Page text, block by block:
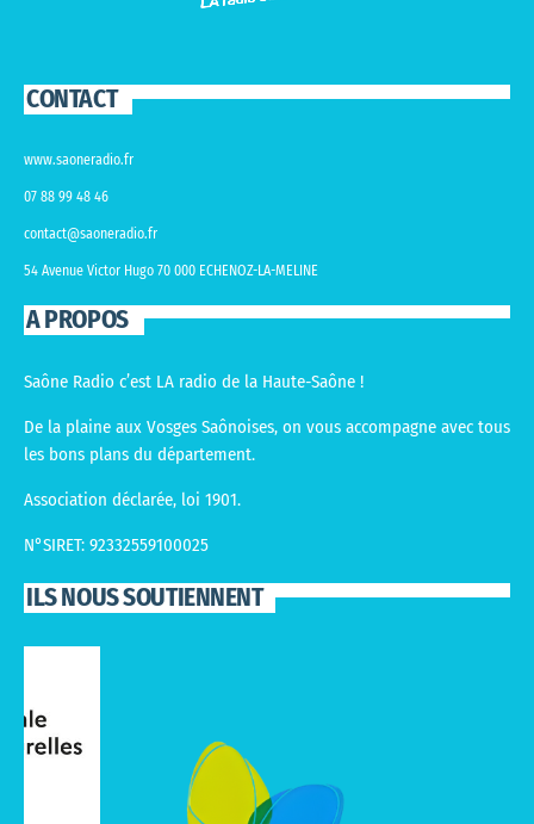
CONTACT
www.saoneradio.fr
07 88 99 48 46
contact@saoneradio.fr
54 Avenue Victor Hugo 70 000 ECHENOZ-LA-MELINE
A PROPOS
Saône Radio c’est LA radio de la Haute-Saône !
De la plaine aux Vosges Saônoises, on vous accompagne avec tous
les bons plans du département.
Association déclarée, loi 1901.
N°SIRET: 92332559100025
ILS NOUS SOUTIENNENT